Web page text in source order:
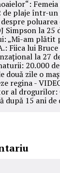
de plaje într-un
poluarea
Simpson la 25
„Mi-am plătit
Fiica lui
la 27
20.000
zile o
regina -
al drogurilor:
după 15 ani de